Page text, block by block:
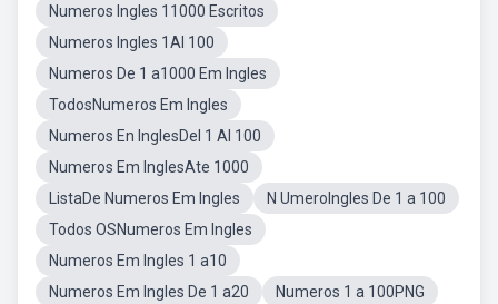
Numeros Ingles 11000 Escritos
Numeros Ingles 1Al 100
Numeros De 1 a1000 Em Ingles
TodosNumeros Em Ingles
Numeros En InglesDel 1 Al 100
Numeros Em InglesAte 1000
ListaDe Numeros Em Ingles
N UmeroIngles De 1 a 100
Todos OSNumeros Em Ingles
Numeros Em Ingles 1 a10
Numeros Em Ingles De 1 a20
Numeros 1 a 100PNG